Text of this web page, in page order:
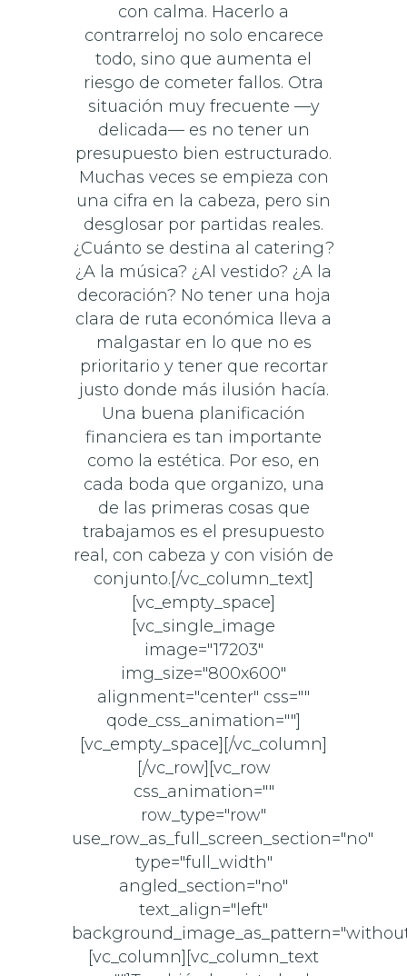
con calma. Hacerlo a
contrarreloj no solo encarece
todo, sino que aumenta el
riesgo de cometer fallos. Otra
situación muy frecuente —y
delicada— es no tener un
presupuesto bien estructurado.
Muchas veces se empieza con
una cifra en la cabeza, pero sin
desglosar por partidas reales.
¿Cuánto se destina al catering?
¿A la música? ¿Al vestido? ¿A la
decoración? No tener una hoja
clara de ruta económica lleva a
malgastar en lo que no es
prioritario y tener que recortar
justo donde más ilusión hacía.
Una buena planificación
financiera es tan importante
como la estética. Por eso, en
cada boda que organizo, una
de las primeras cosas que
trabajamos es el presupuesto
real, con cabeza y con visión de
conjunto.[/vc_column_text]
[vc_empty_space]
[vc_single_image
image="17203"
img_size="800x600"
alignment="center" css=""
qode_css_animation=""]
[vc_empty_space][/vc_column]
[/vc_row][vc_row
css_animation=""
row_type="row"
use_row_as_full_screen_section="no"
type="full_width"
angled_section="no"
text_align="left"
[vc_column][vc_column_text